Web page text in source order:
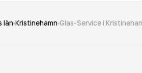
län Kristinehamn Glas-Service i